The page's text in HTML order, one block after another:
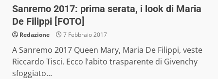
Sanremo 2017: prima serata, i look di Maria
De Filippi [FOTO]
Redazione 7 Febbraio 2017
A Sanremo 2017 Queen Mary, Maria De Filippi, veste
Riccardo Tisci. Ecco l’abito trasparente di Givenchy
sfoggiato...